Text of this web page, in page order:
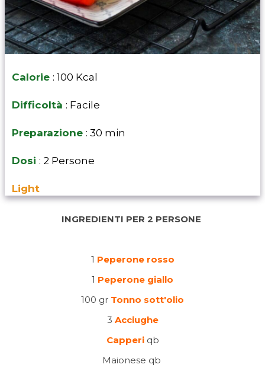
Calorie : 100 Kcal
Difficoltà : Facile
Preparazione : 30 min
Dosi : 2 Persone
Light
INGREDIENTI PER 2 PERSONE
1 Peperone rosso
1 Peperone giallo
100 gr Tonno sott'olio
3 Acciughe
Capperi qb
Maionese qb